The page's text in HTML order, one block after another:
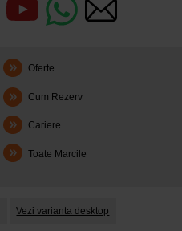
Oferte
Cum Rezerv
Cariere
Toate Marcile
Vezi varianta desktop